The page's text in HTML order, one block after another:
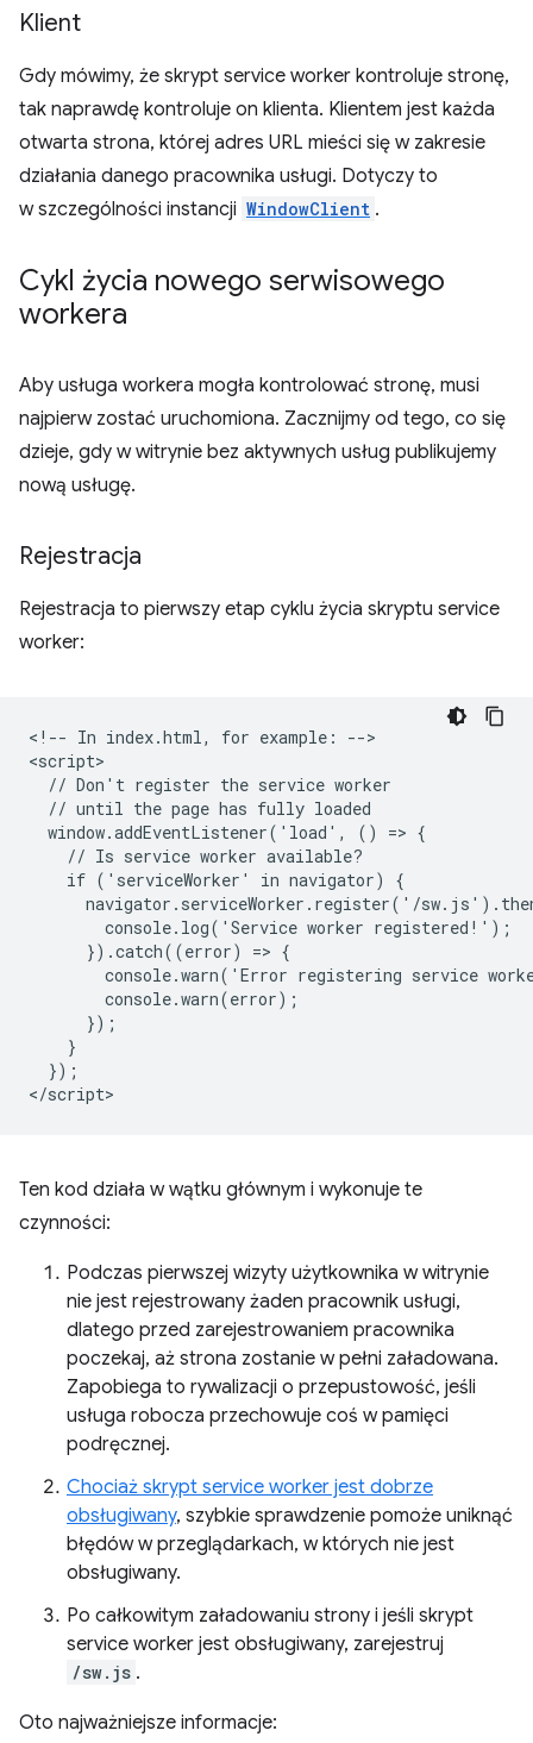
Klient
Gdy mówimy, że skrypt service worker kontroluje stronę,
tak naprawdę kontroluje on klienta. Klientem jest każda
otwarta strona, której adres URL mieści się w zakresie
działania danego pracownika usługi. Dotyczy to
w szczególności instancji WindowClient .
Cykl życia nowego serwisowego
workera
Aby usługa workera mogła kontrolować stronę, musi
najpierw zostać uruchomiona. Zacznijmy od tego, co się
dzieje, gdy w witrynie bez aktywnych usług publikujemy
nową usługę.
Rejestracja
Rejestracja to pierwszy etap cyklu życia skryptu service
worker:
<!-- In index.html, for example: -->
<script>
  // Don't register the service worker
  // until the page has fully loaded
  window.addEventListener('load', () => {
    // Is service worker available?
    if ('serviceWorker' in navigator) {
navigator.serviceWorker.register('/
        console.log('Service worker registered!');
      }).catch((error) => {
console.warn('Error registering service
        console.warn(error);
      });
    }
  });
Ten kod działa w wątku głównym i wykonuje te
czynności:
Podczas pierwszej wizyty użytkownika w witrynie
nie jest rejestrowany żaden pracownik usługi,
dlatego przed zarejestrowaniem pracownika
poczekaj, aż strona zostanie w pełni załadowana.
Zapobiega to rywalizacji o przepustowość, jeśli
usługa robocza przechowuje coś w pamięci
podręcznej.
Chociaż skrypt service worker jest dobrze
obsługiwany, szybkie sprawdzenie pomoże uniknąć
błędów w przeglądarkach, w których nie jest
obsługiwany.
Po całkowitym załadowaniu strony i jeśli skrypt
service worker jest obsługiwany, zarejestruj
/sw.js .
Oto najważniejsze informacje: